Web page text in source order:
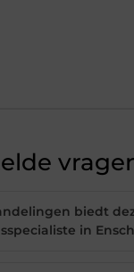
biedt
in